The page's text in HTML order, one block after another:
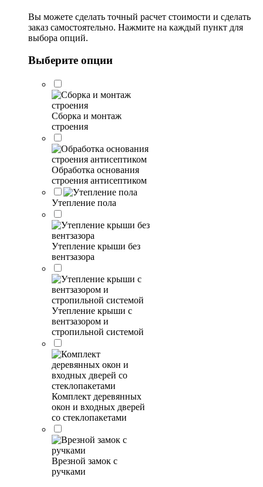
Вы можете сделать точный расчет стоимости и сделать
заказ самостоятельно. Нажмите на каждый пункт для
выбора опций.
Выберите опции
Сборка и монтаж
строения
Обработка основания
строения антисептиком
Утепление пола
Утепление крыши без
вентзазора
Утепление крыши с
вентзазором и
стропильной системой
Комплект деревянных
окон и входных дверей
со стеклопакетами
Врезной замок с
ручками